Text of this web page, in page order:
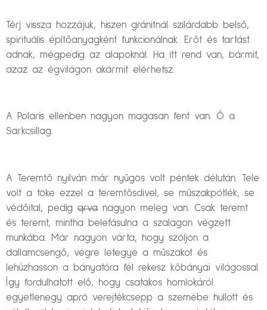
Térj vissza hozzájuk, hiszen gránitnál szilárdabb belső,
spirituális építőanyagként funkcionálnak. Erőt és tartást
adnak, mégpedig az alapoknál. Ha itt rend van, bármit,
azaz az égvilágon akármit elérhetsz.
A Polaris ellenben nagyon magasan fent van. Ő a
Sarkcsillag.
A Teremtő nyilván már nyűgös volt péntek délután. Tele
volt a töke ezzel a teremtősdivel, se műszakpótlék, se
védőital, pedig qrva nagyon meleg van. Csak teremt
és teremt, mintha belefásulna a szalagon végzett
munkába. Már nagyon várta, hogy szóljon a
dallamcsengő, végre letegye a műszakot és
lehúzhasson a bányatóra fél rekesz kőbányai világossal.
Így fordulhatott elő, hogy csatakos homlokáról
egyetlenegy apró verejtékcsepp a szemébe hullott és